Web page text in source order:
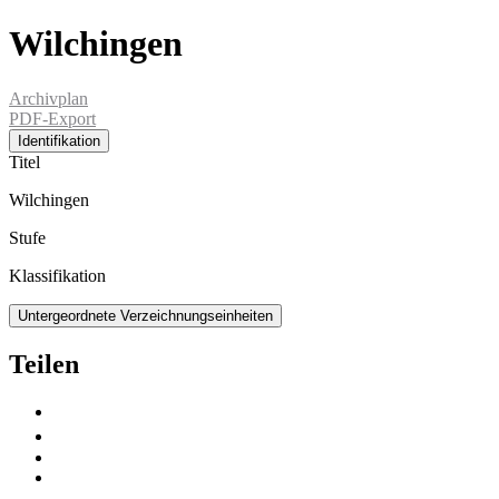
Wilchingen
Archivplan
PDF-Export
Identifikation
Titel
Wilchingen
Stufe
Klassifikation
Untergeordnete Verzeichnungseinheiten
Teilen